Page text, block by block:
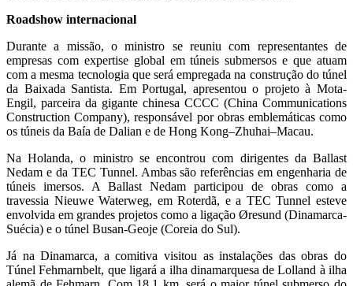
Roadshow internacional
Durante a missão, o ministro se reuniu com representantes de
empresas com expertise global em túneis submersos e que atuam
com a mesma tecnologia que será empregada na construção do túnel
da Baixada Santista. Em Portugal, apresentou o projeto à Mota-
Engil, parceira da gigante chinesa CCCC (China Communications
Construction Company), responsável por obras emblemáticas como
os túneis da Baía de Dalian e de Hong Kong–Zhuhai–Macau.
Na Holanda, o ministro se encontrou com dirigentes da Ballast
Nedam e da TEC Tunnel. Ambas são referências em engenharia de
túneis imersos. A Ballast Nedam participou de obras como a
travessia Nieuwe Waterweg, em Roterdã, e a TEC Tunnel esteve
envolvida em grandes projetos como a ligação Øresund (Dinamarca-
Suécia) e o túnel Busan-Geoje (Coreia do Sul).
Já na Dinamarca, a comitiva visitou as instalações das obras do
Túnel Fehmarnbelt, que ligará a ilha dinamarquesa de Lolland à ilha